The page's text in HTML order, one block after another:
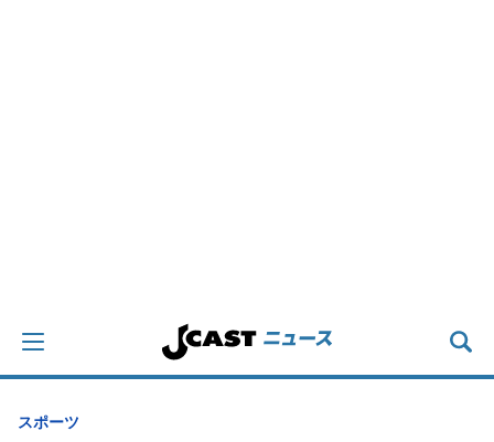
スポーツ